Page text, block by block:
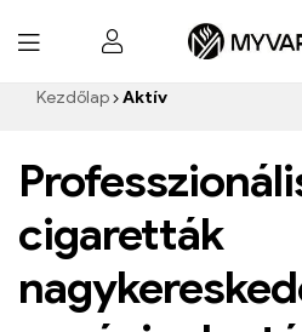
Kezdőlap Aktív
cigaretták